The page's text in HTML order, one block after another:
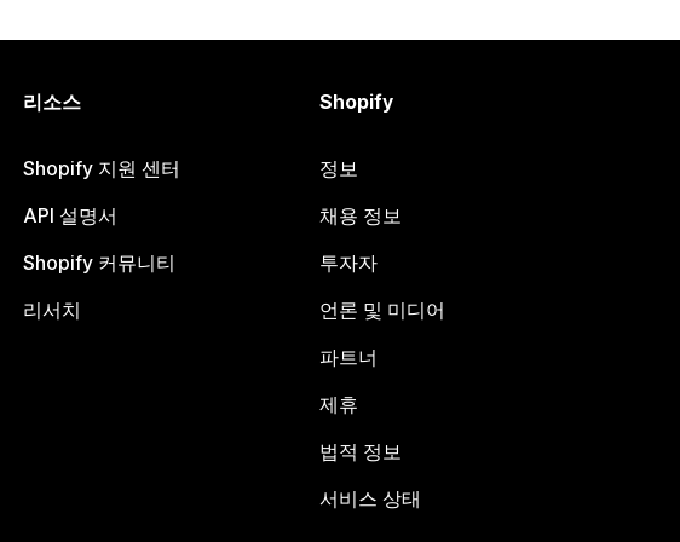
리소스
Shopify 지원 센터
API 설명서
Shopify 커뮤니티
리서치
Shopify
정보
채용 정보
투자자
언론 및 미디어
파트너
제휴
법적 정보
서비스 상태